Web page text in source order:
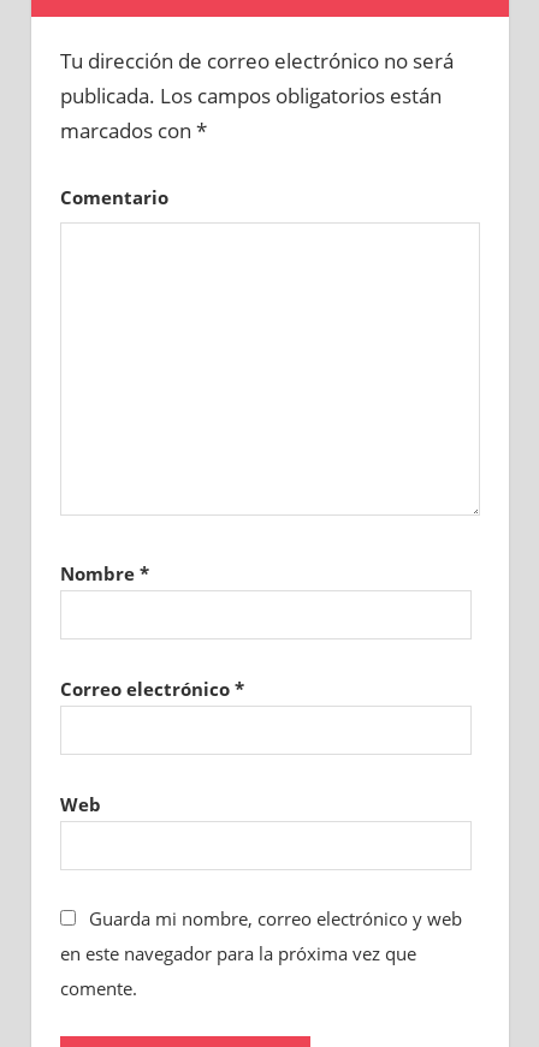
Tu dirección de correo electrónico no será
publicada. Los campos obligatorios están
marcados con *
Comentario
Nombre *
Correo electrónico *
Web
Guarda mi nombre, correo electrónico y web
en este navegador para la próxima vez que
comente.